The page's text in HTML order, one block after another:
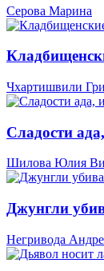
Серова Марина
Чхартишвили
Сладости
Шилова Юлия
Джунгли
Негривода